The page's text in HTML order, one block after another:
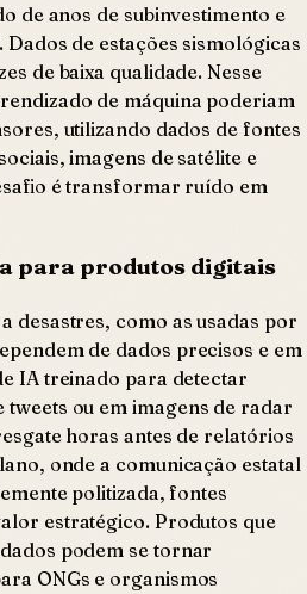
de anos de subinvestimento e
de estações sismológicas
de baixa qualidade. Nesse
de máquina poderiam
utilizando dados de fontes
imagens de satélite e
é transformar ruído em
para produtos digitais
desastres, como as usadas por
de dados precisos e em
IA treinado para detectar
tweets ou em imagens de radar
horas antes de relatórios
onde a comunicação estatal
politizada, fontes
estratégico. Produtos que
podem se tornar
ONGs e organismos